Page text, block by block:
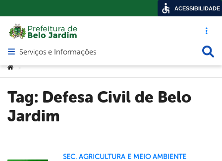
Acesso
Abrir menu principal de navegação
Serviços e Informações
Você está aqui:
>
Tag: Defesa Civil de Belo
Jardim
SEC. AGRICULTURA E MEIO AMBIENTE
ACESSIBILIDADE